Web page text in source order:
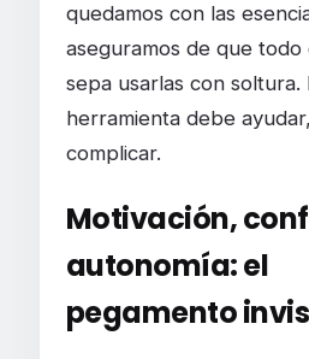
quedamos con las
aseguramos de que todo
sepa usarlas con soltura.
herramienta debe
complicar.
Motivación,
autonomía: el
pegamento